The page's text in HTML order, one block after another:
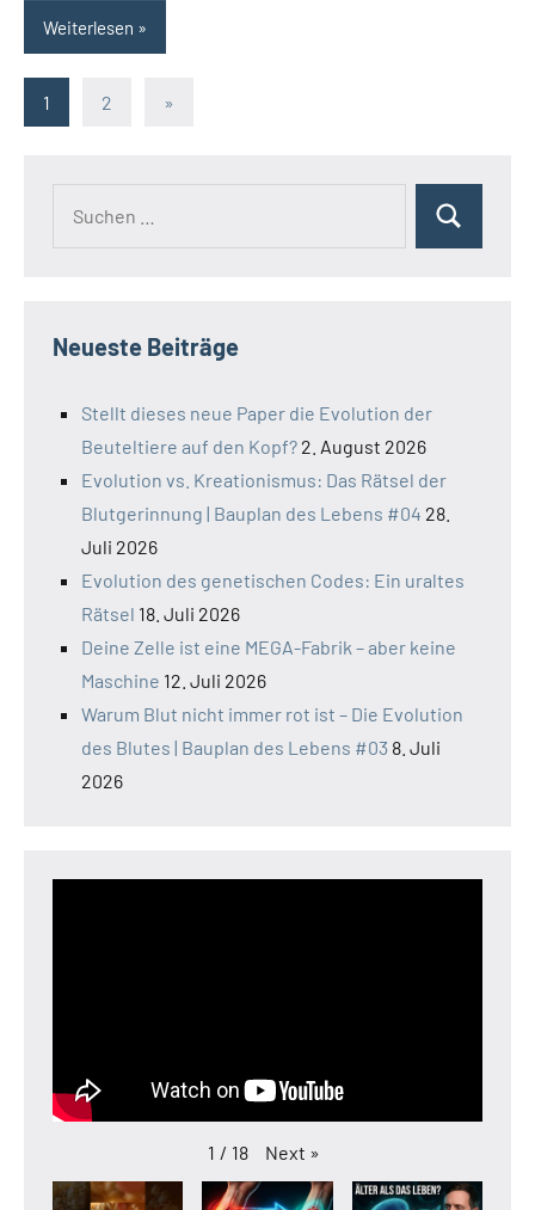
Weiterlesen
Seitennummerierung
Beiträge
1 2
Nächste
»
Suchen
Neueste Beiträge
Stellt dieses neue Paper die Evolution der
Beuteltiere auf den Kopf? 2. August 2026
Evolution vs. Kreationismus: Das Rätsel der
Blutgerinnung | Bauplan des Lebens #04 28.
Juli 2026
Evolution des genetischen Codes: Ein uraltes
Rätsel 18. Juli 2026
Deine Zelle ist eine MEGA-Fabrik – aber keine
Maschine 12. Juli 2026
Warum Blut nicht immer rot ist – Die Evolution
des Blutes | Bauplan des Lebens #03 8. Juli
2026
1 / 18 Next »